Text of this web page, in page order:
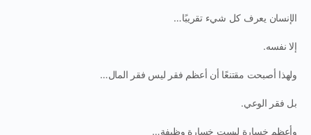
الإنسان يعرف كل شيء تقريبًا…
إلا نفسه.
ولهذا أصبحت مقتنعًا أن أعظم فقر ليس فقر المال…
بل فقر الوعي.
وأعظم خسارة ليست خسارة وظيفة…